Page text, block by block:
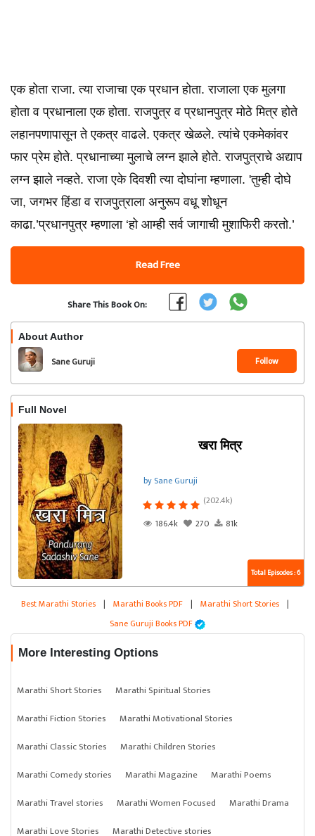
एक होता राजा. त्या राजाचा एक प्रधान होता. राजाला एक मुलगा
होता व प्रधानाला एक होता. राजपुत्र व प्रधानपुत्र मोठे मित्र होते
लहानपणापासून ते एकत्र वाढले. एकत्र खेळले. त्यांचे एकमेकांवर
फार प्रेम होते. प्रधानाच्या मुलाचे लग्न झाले होते. राजपुत्राचे अद्याप
लग्न झाले नव्हते. राजा एके दिवशी त्या दोघांना म्हणाला. 'तुम्ही दोघे
जा, जगभर हिंडा व राजपुत्राला अनुरूप वधू शोधून
काढा.’प्रधानपुत्र म्हणाला ‘हो आम्ही सर्व जागाची मुशाफिरी करतो.’
Read Free
Share This Book On:
About Author
Sane Guruji Follow
Full Novel
खरा मित्र
by Sane Guruji
(202.4k)
186.4k
270 81k
Total Episodes : 6
Best Marathi Stories | Marathi Books PDF | Marathi Short Stories |
Sane Guruji Books PDF
More Interesting Options
Marathi Short Stories
Marathi Spiritual Stories
Marathi Fiction Stories
Marathi Motivational Stories
Marathi Classic Stories
Marathi Children Stories
Marathi Comedy stories
Marathi Magazine
Marathi Poems
Marathi Travel stories
Marathi Women Focused
Marathi Drama
Marathi Love Stories
Marathi Detective stories